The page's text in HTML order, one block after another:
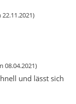
und lässt sich